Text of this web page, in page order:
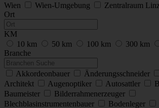
Wien
Wien-Umgebung Zentralraum
Ort
KM
10 km
50 km 100 km 300 km
Branche
Akkordeonbauer Änderungsschneider
Architekt
Augenoptiker Autosattler
Baumeister
Bilderrahmenerzeuger
Blechblasinstrumentenbauer
Bodenleger